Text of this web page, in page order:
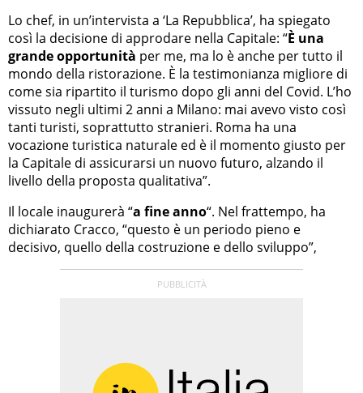
Lo chef, in un’intervista a ‘La Repubblica’, ha spiegato
così la decisione di approdare nella Capitale: “È una
grande opportunità per me, ma lo è anche per tutto il
mondo della ristorazione. È la testimonianza migliore di
come sia ripartito il turismo dopo gli anni del Covid. L’ho
vissuto negli ultimi 2 anni a Milano: mai avevo visto così
tanti turisti, soprattutto stranieri. Roma ha una
vocazione turistica naturale ed è il momento giusto per
la Capitale di assicurarsi un nuovo futuro, alzando il
livello della proposta qualitativa”.
Il locale inaugurerà “a fine anno“. Nel frattempo, ha
dichiarato Cracco, “questo è un periodo pieno e
decisivo, quello della costruzione e dello sviluppo”,